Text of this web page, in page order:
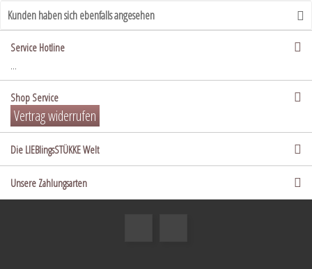
Kunden haben sich ebenfalls angesehen
Service Hotline
...
Shop Service
Vertrag widerrufen
Die LIEBlingsSTÜKKE Welt
Unsere Zahlungsarten